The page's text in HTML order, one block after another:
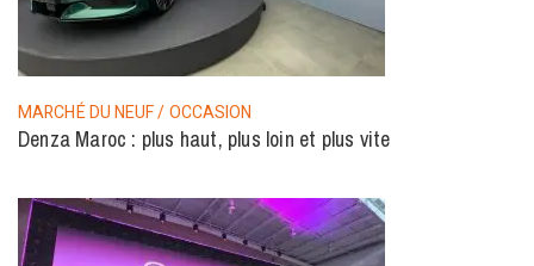
MARCHÉ DU NEUF / OCCASION
Denza Maroc : plus haut, plus loin et plus vite